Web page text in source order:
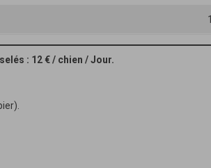
: 12 € / chien / Jour.